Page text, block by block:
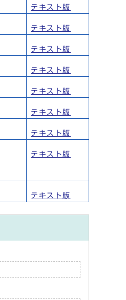
テキスト版
テキスト版
テキスト版
テキスト版
テキスト版
テキスト版
テキスト版
テキスト版
テキスト版